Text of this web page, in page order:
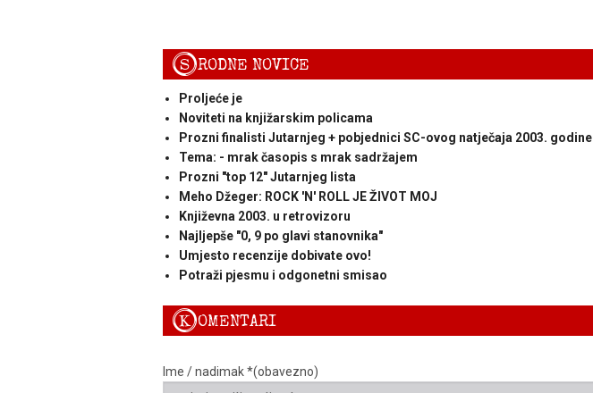
SRODNE NOVICE
Proljeće je
Noviteti na knjižarskim policama
Prozni finalisti Jutarnjeg + pobjednici SC-ovog natječaja 2003. godine
Tema: - mrak časopis s mrak sadržajem
Prozni "top 12" Jutarnjeg lista
Meho Džeger: ROCK 'N' ROLL JE ŽIVOT MOJ
Književna 2003. u retrovizoru
Najljepše "0, 9 po glavi stanovnika"
Umjesto recenzije dobivate ovo!
Potraži pjesmu i odgonetni smisao
KOMENTARI
Ime / nadimak *(obavezno)